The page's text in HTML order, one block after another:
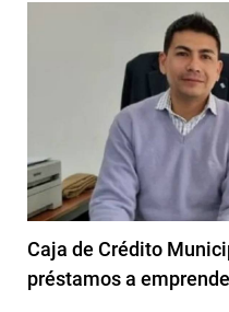
Caja de Crédito
préstamos a